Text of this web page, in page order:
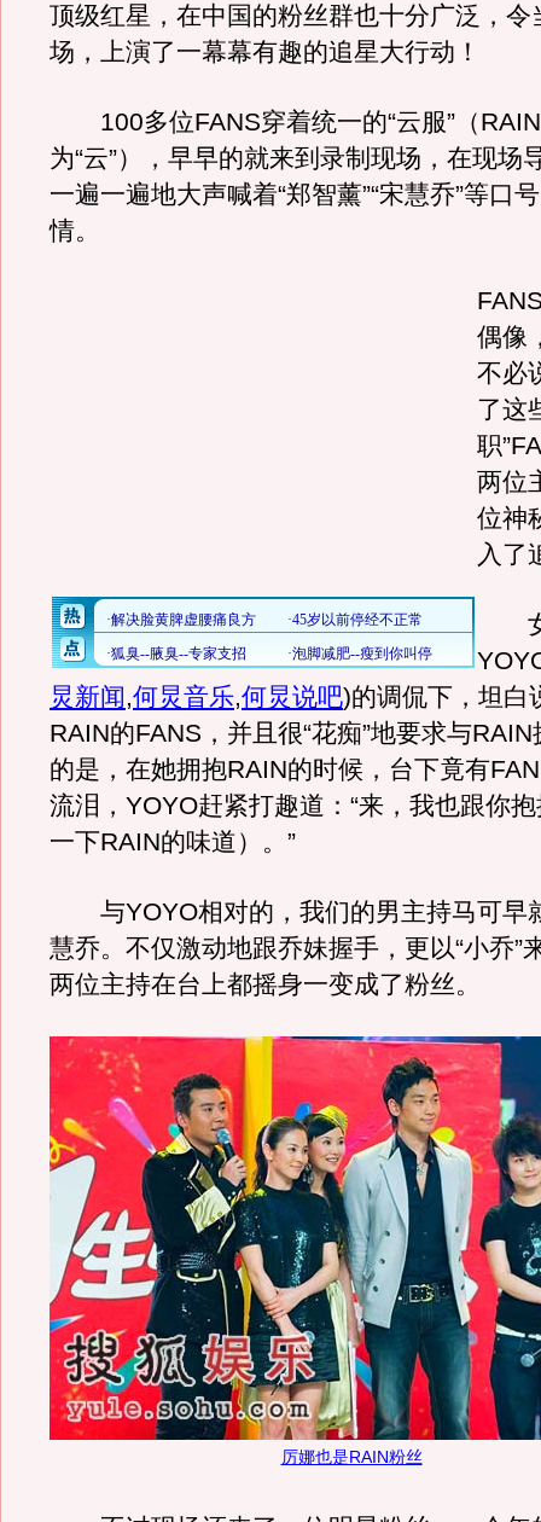
顶级红星，在中国的粉丝群也十分广泛，令
场，上演了一幕幕有趣的追星大行动！
100多位FANS穿着统一的“云服”（
为“云”），早早的就来到录制现场，在现场
一遍一遍地大声喊着“郑智薰”“宋慧乔”等口
情。
偶像
不必
了这
职
两位
位神
入了
女
炅新闻,何炅音乐,何炅说吧)的调侃下，坦白
RAIN的FANS，并且很“花痴”地要求与
的是，在她拥抱RAIN的时候，台下竟有
流泪，YOYO赶紧打趣道：“来，我也跟你
一下RAIN的味道）。”
与YOYO相对的，我们的男主持马可早
慧乔。不仅激动地跟乔妹握手，更以“小乔”
两位主持在台上都摇身一变成了粉丝。
厉娜也是RAIN粉丝